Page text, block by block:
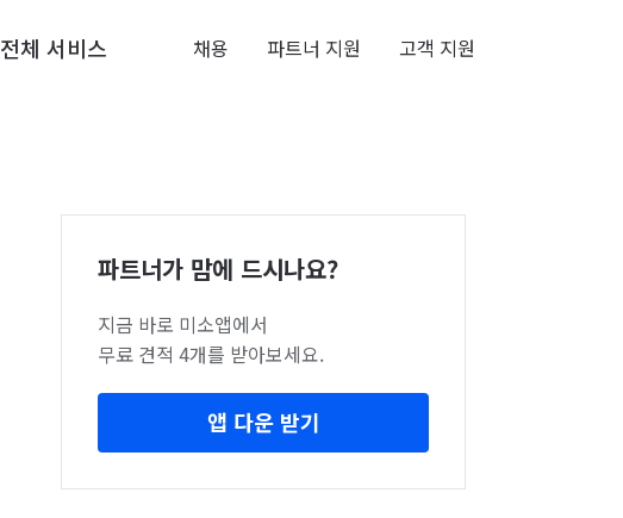
전체 서비스 채용 파트너 지원 고객 지원
파트너가 맘에 드시나요?
지금 바로 미소앱에서
무료 견적 4개를 받아보세요.
앱 다운 받기